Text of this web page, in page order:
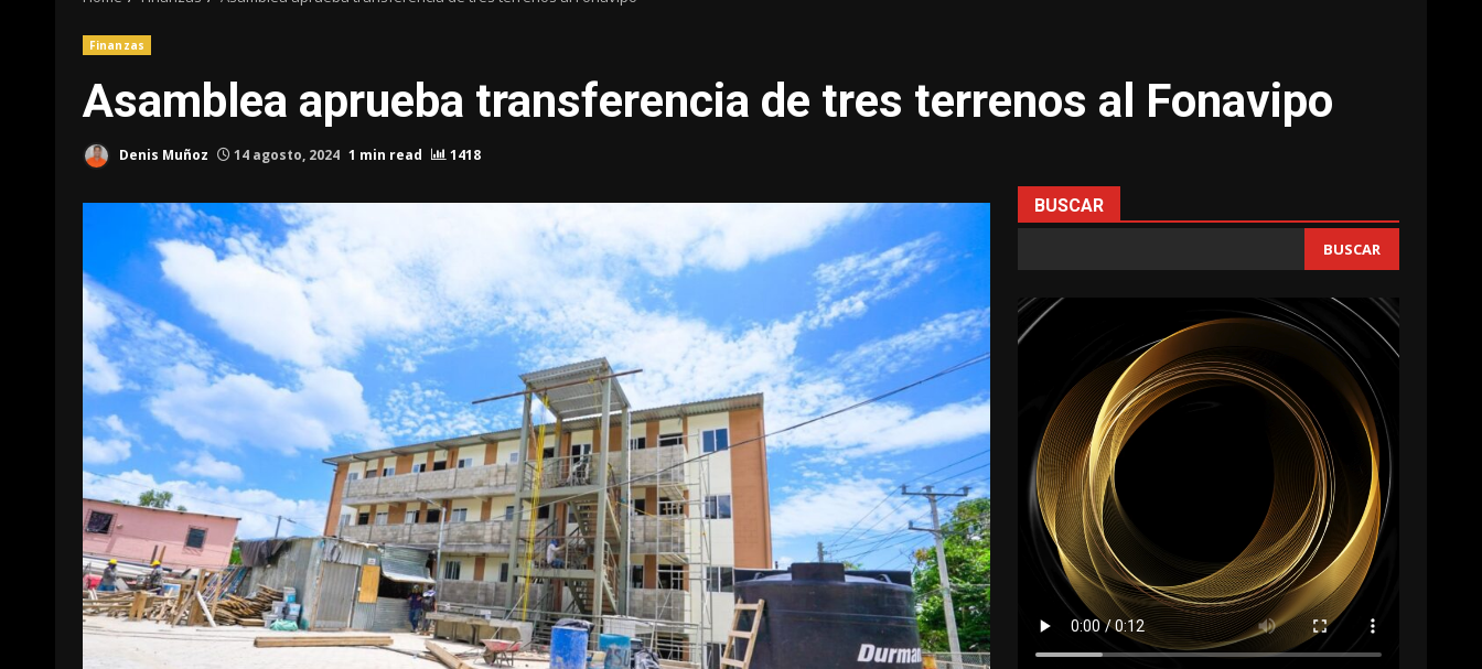
Finanzas
Asamblea aprueba transferencia de tres terrenos al Fonavipo
Denis Muñoz 14 agosto, 2024 1 min read 1418
BUSCAR
BUSCAR